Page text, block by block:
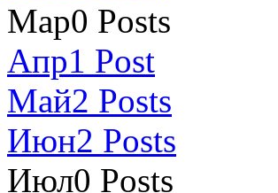
Мар0 Posts
Апр1 Post
Май2 Posts
Июн2 Posts
Июл0 Posts